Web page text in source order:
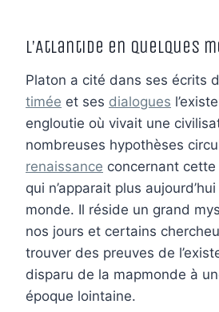
L’Atlantide en quelques
Platon a cité dans ses écrits
timée et ses dialogues
engloutie où vivait une
nombreuses hypothèses
renaissance concernant
qui n’apparait plus
monde. Il réside un grand
nos jours et certains
trouver des preuves de
disparu de la mapmonde à
époque lointaine.